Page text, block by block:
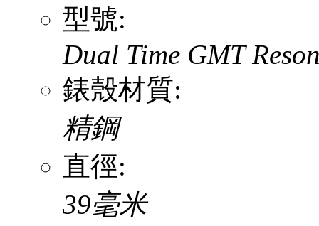
型號:
Dual Time GMT
錶殼材質:
精鋼
直徑:
39毫米